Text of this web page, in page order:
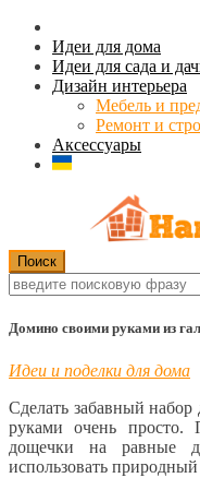
Идеи для дома
Идеи для сада и
Дизайн интерьера
Мебель и
Ремонт и
Аксессуары
Домино своими руками из
Идеи и поделки для дома
Сделать забавный
руками очень просто.
дощечки на равные
использовать